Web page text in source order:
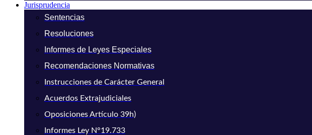
Jurisprudencia
Sentencias
Resoluciones
Informes de Leyes Especiales
Recomendaciones Normativas
Instrucciones de Carácter General
Acuerdos Extrajudiciales
Oposiciones Artículo 39h)
Informes Ley N°19.733